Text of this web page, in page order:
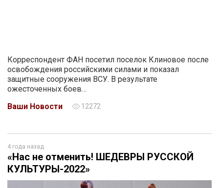
Корреспондент ФАН посетил поселок Клиновое после
освобождения российскими силами и показал
защитные сооружения ВСУ. В результате
ожесточенных боев…
Ваши Новости
12272
4 года назад
«Нас не отменить! ШЕДЕВРЫ РУССКОЙ
КУЛЬТУРЫ-2022»